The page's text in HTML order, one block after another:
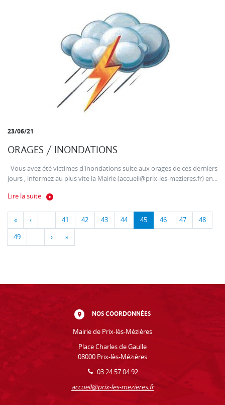
23/06/21
ORAGES / INONDATIONS
Vous avez été victimes d'inondations suite aux orages de ces derniers
jours , informez au plus vite la Mairie (accueil@prix-les-mezieres.fr) en...
Lire la suite
« ‹ … 41 42 43 44 45 46 47 48
49 … › »
NOS COORDONNÉES
Mairie de Prix-lès-Mézières
Place Charles de Gaulle
08000 Prix-lès-Mézières
03 24 57 04 92
accueil@prix-les-mezieres.fr